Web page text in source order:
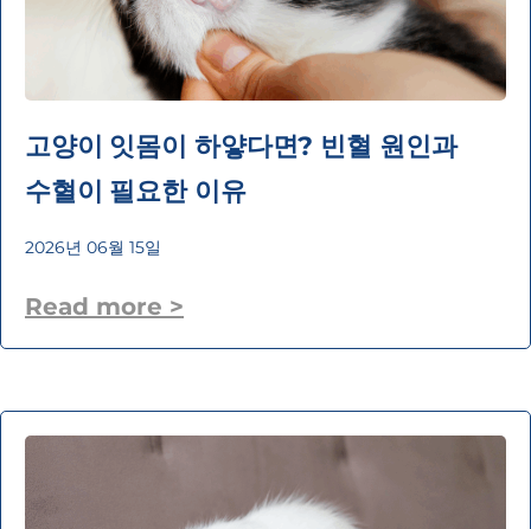
고양이 잇몸이 하얗다면? 빈혈 원인과
수혈이 필요한 이유
2026년 06월 15일
Read more >